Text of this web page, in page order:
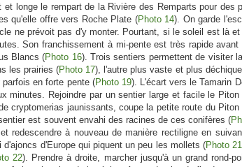
longe le rempart de la Rivière des Remparts pour des
qu'elle offre vers Roche Plate (Photo 14). On garde
ne prévoit pas d'y monter. Pourtant, si le soleil est là et
Son franchissement à mi-pente est très rapide
Blancs (Photo 16). Trois sentiers permettent de visiter
les prairies (Photo 17), l'autre plus vaste et plus
en forte pente (Photo 19). L'écart vers le Tamarin
minutes. Rejoindre par un sentier large et facile le
cryptomerias jaunissants, coupe la petite route du
est souvent envahi des racines de ces conifères (
redescendre à nouveau de manière rectiligne en
d'Europe qui piquent un peu les mollets (Photo 21
22). Prendre à droite, marcher jusqu'à un grand rond-